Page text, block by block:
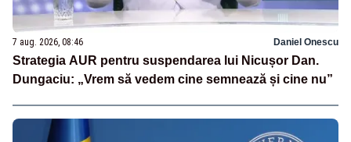
7 aug. 2026, 08:46 Daniel Onescu
Strategia AUR pentru suspendarea lui Nicușor Dan.
Dungaciu: „Vrem să vedem cine semnează și cine nu”